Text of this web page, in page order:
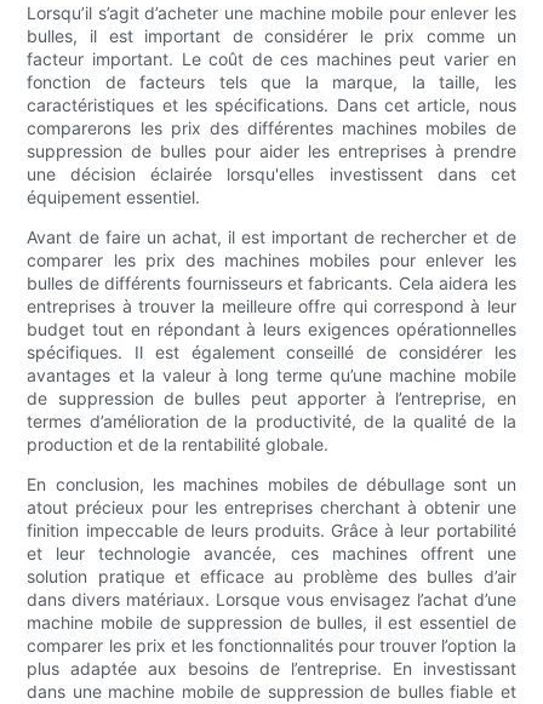
Lorsqu’il s’agit d’acheter une machine mobile pour enlever les
bulles, il est important de considérer le prix comme un
facteur important. Le coût de ces machines peut varier en
fonction de facteurs tels que la marque, la taille, les
caractéristiques et les spécifications. Dans cet article, nous
comparerons les prix des différentes machines mobiles de
suppression de bulles pour aider les entreprises à prendre
une décision éclairée lorsqu'elles investissent dans cet
équipement essentiel.
Avant de faire un achat, il est important de rechercher et de
comparer les prix des machines mobiles pour enlever les
bulles de différents fournisseurs et fabricants. Cela aidera les
entreprises à trouver la meilleure offre qui correspond à leur
budget tout en répondant à leurs exigences opérationnelles
spécifiques. Il est également conseillé de considérer les
avantages et la valeur à long terme qu’une machine mobile
de suppression de bulles peut apporter à l’entreprise, en
termes d’amélioration de la productivité, de la qualité de la
production et de la rentabilité globale.
En conclusion, les machines mobiles de débullage sont un
atout précieux pour les entreprises cherchant à obtenir une
finition impeccable de leurs produits. Grâce à leur portabilité
et leur technologie avancée, ces machines offrent une
solution pratique et efficace au problème des bulles d’air
dans divers matériaux. Lorsque vous envisagez l’achat d’une
machine mobile de suppression de bulles, il est essentiel de
comparer les prix et les fonctionnalités pour trouver l’option la
plus adaptée aux besoins de l’entreprise. En investissant
dans une machine mobile de suppression de bulles fiable et